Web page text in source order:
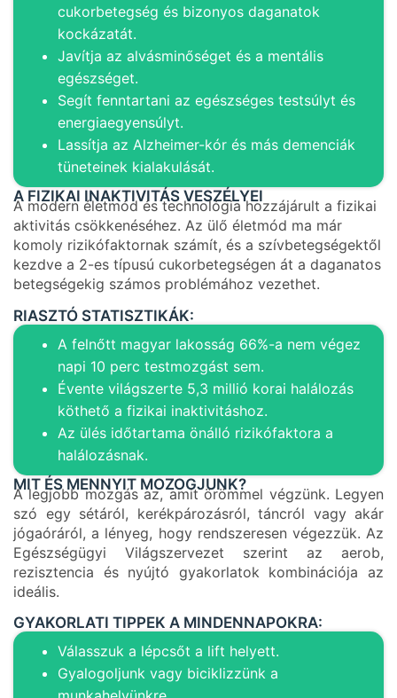
cukorbetegség és bizonyos daganatok
kockázatát.
Javítja az alvásminőséget és a mentális
egészséget.
Segít fenntartani az egészséges testsúlyt és
energiaegyensúlyt.
Lassítja az Alzheimer-kór és más demenciák
tüneteinek kialakulását.
A FIZIKAI INAKTIVITÁS VESZÉLYEI
A modern életmód és technológia hozzájárult a fizikai
aktivitás csökkenéséhez. Az ülő életmód ma már
komoly rizikófaktornak számít, és a szívbetegségektől
kezdve a 2-es típusú cukorbetegségen át a daganatos
betegségekig számos problémához vezethet.
RIASZTÓ STATISZTIKÁK:
A felnőtt magyar lakosság 66%-a nem végez
napi 10 perc testmozgást sem.
Évente világszerte 5,3 millió korai halálozás
köthető a fizikai inaktivitáshoz.
Az ülés időtartama önálló rizikófaktora a
halálozásnak.
MIT ÉS MENNYIT MOZOGJUNK?
A legjobb mozgás az, amit örömmel végzünk. Legyen
szó egy sétáról, kerékpározásról, táncról vagy akár
jógaóráról, a lényeg, hogy rendszeresen végezzük. Az
Egészségügyi Világszervezet szerint az aerob,
rezisztencia és nyújtó gyakorlatok kombinációja az
ideális.
GYAKORLATI TIPPEK A MINDENNAPOKRA:
Válasszuk a lépcsőt a lift helyett.
Gyalogoljunk vagy biciklizzünk a